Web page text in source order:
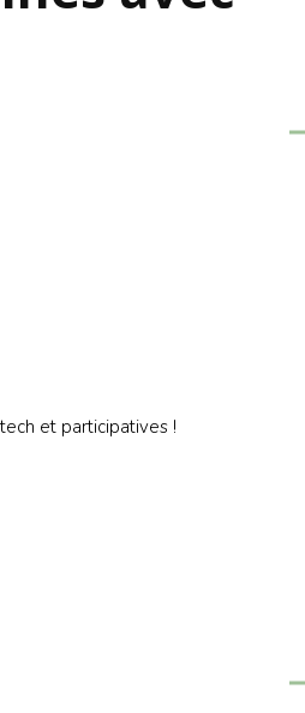
S’INSCRIRE À LA
et participatives !